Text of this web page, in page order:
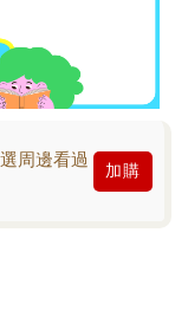
周邊看過
加購